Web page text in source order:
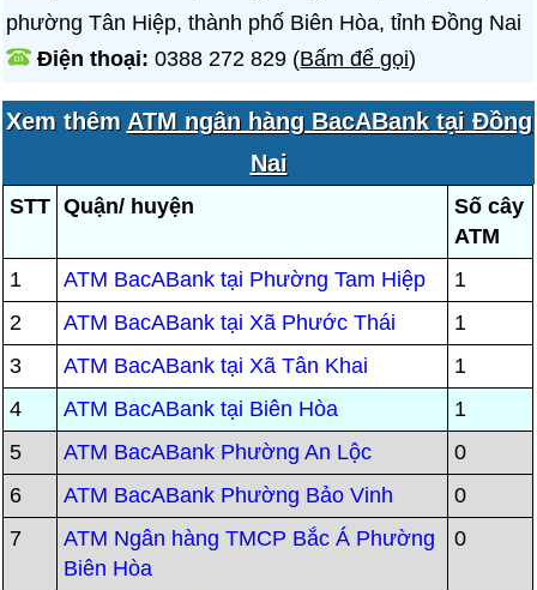
phường Tân Hiệp, thành phố Biên Hòa, tỉnh Đồng Nai
Điện thoại:0388 272 829 (Bấm để gọi)
Xem thêm ATM ngân hàng BacABank tại Đồng
Nai
STT Quận/ huyện
Số cây
ATM
1
ATM BacABank tại Phường Tam Hiệp
1
2
ATM BacABank tại Xã Phước Thái
1
3
ATM BacABank tại Xã Tân Khai
1
4
ATM BacABank tại Biên Hòa
1
5
ATM BacABank Phường An Lộc
0
6
ATM BacABank Phường Bảo Vinh
0
7
ATM Ngân hàng TMCP Bắc Á Phường
Biên Hòa
0